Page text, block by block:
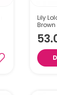
Lily
Brown